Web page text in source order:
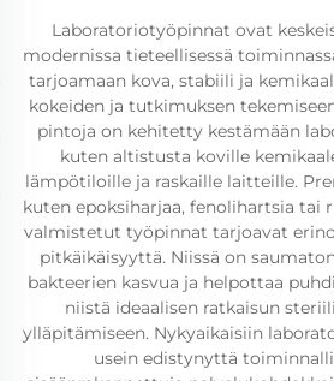
Laboratoriotyöpinnat ovat
modernissa tieteellisessä
tarjoamaan kova, stabiili ja
kokeiden ja tutkimuksen
pintoja on kehitetty kestämään
kuten altistusta koville
lämpötiloille ja raskaille laitteille.
kuten epoksiharjaa, fenolihartsia tai
valmistetut työpinnat tarjoavat
pitkäikäisyyttä. Niissä on
bakteerien kasvua ja helpottaa
niistä ideaalisen ratkaisun
ylläpitämiseen. Nykyaikaisiin
usein edistynyttä